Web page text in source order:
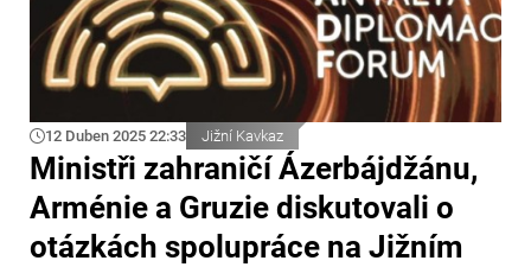
12 Duben 2025 22:33 Jižní Kavkaz
Ministři zahraničí Ázerbájdžánu,
Arménie a Gruzie diskutovali o
otázkách spolupráce na Jižním